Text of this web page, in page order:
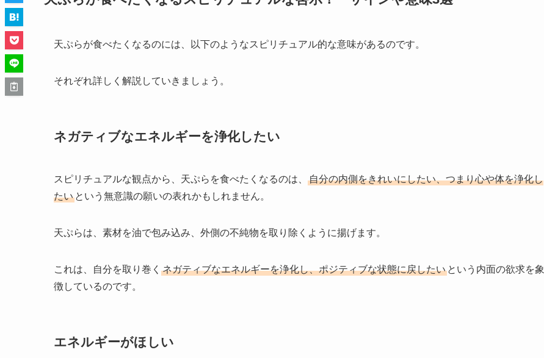
天ぷらが食べたくなるのには、以下のようなスピリチュアル的な意味があるのです。
それぞれ詳しく解説していきましょう。
ネガティブなエネルギーを浄化したい
スピリチュアルな観点から、天ぷらを食べたくなるのは、
自分の内側をきれいにしたい、つまり心や体を浄化し
たい という無意識の願いの表れかもしれません。
天ぷらは、素材を油で包み込み、外側の不純物を取り除くように揚げます。
これは、自分を取り巻く ネガティブなエネルギーを浄化し、ポジティブな状態に戻したい という内面の欲求を象
徴しているのです。
エネルギーがほしい